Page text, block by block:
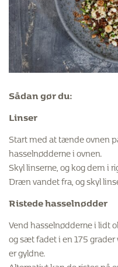
Sådan gør du:
Linser
Start med at tænde ovnen
hasselnødderne i ovnen.
Skyl linserne, og kog dem i
Dræn vandet fra, og skyl
Ristede hasselnødder
Vend hasselnødderne i lidt
og sæt fadet i en 175
er gyldne.